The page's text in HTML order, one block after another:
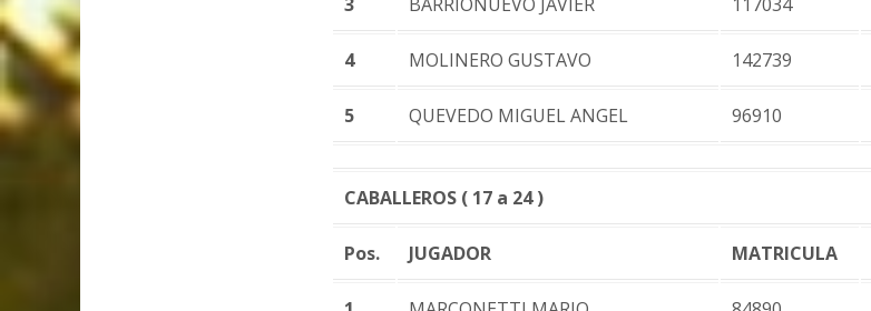
4 MOLINERO GUSTAVO 142739
5 QUEVEDO MIGUEL ANGEL 96910
CABALLEROS ( 17 a 24 )
Pos. JUGADOR MATRICULA